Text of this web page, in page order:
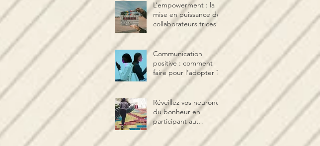
L’empowerment : la
mise en puissance des
collaborateurs.trices
Communication
positive : comment
faire pour l’adopter ?
Réveillez vos neurones
du bonheur en
participant au
programme CARE